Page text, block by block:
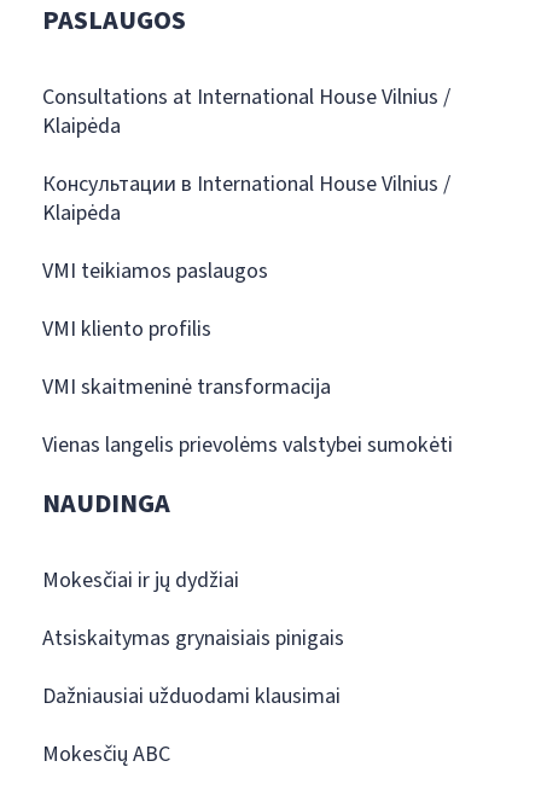
PASLAUGOS
Consultations at International House Vilnius /
Klaipėda
Консультации в International House Vilnius /
Klaipėda
VMI teikiamos paslaugos
VMI kliento profilis
VMI skaitmeninė transformacija
Vienas langelis prievolėms valstybei sumokėti
NAUDINGA
Mokesčiai ir jų dydžiai
Atsiskaitymas grynaisiais pinigais
Dažniausiai užduodami klausimai
Mokesčių ABC